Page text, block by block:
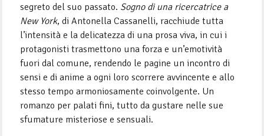
segreto del suo passato. Sogno di una ricercatrice a
New York, di Antonella Cassanelli, racchiude tutta
l’intensità e la delicatezza di una prosa viva, in cui i
protagonisti trasmettono una forza e un’emotività
fuori dal comune, rendendo le pagine un incontro di
sensi e di anime a ogni loro scorrere avvincente e allo
stesso tempo armoniosamente coinvolgente. Un
romanzo per palati fini, tutto da gustare nelle sue
sfumature misteriose e sensuali.